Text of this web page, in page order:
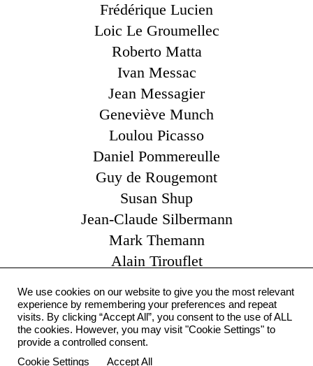
Frédérique Lucien
Loic Le Groumellec
Roberto Matta
Ivan Messac
Jean Messagier
Geneviève Munch
Loulou Picasso
Daniel Pommereulle
Guy de Rougemont
Susan Shup
Jean-Claude Silbermann
Mark Themann
Alain Tirouflet
Claude Yvel
Pierre Zarcate
Otto Zitko
We use cookies on our website to give you the most relevant
experience by remembering your preferences and repeat
visits. By clicking “Accept All”, you consent to the use of ALL
the cookies. However, you may visit "Cookie Settings" to
provide a controlled consent.
Cookie Settings
Accept All